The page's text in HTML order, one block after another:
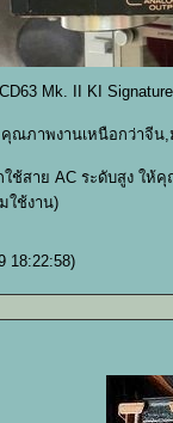
Mk. II KI
ณภาพงานเหนือกว่าจีน,
ใช้สาย AC ระดับสูง ให้
ใช้งาน)
18:22:58)